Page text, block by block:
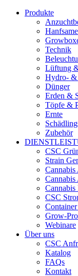
Produkte
Technik
Lüftung
Hydro- &
Dünger
Erden &
Töpfe &
Ernte
Zubehör
CSC
Strain
Cannabis
CSC
Grow-
Webinare
Über uns
CSC
Katalog
FAQs
Kontakt